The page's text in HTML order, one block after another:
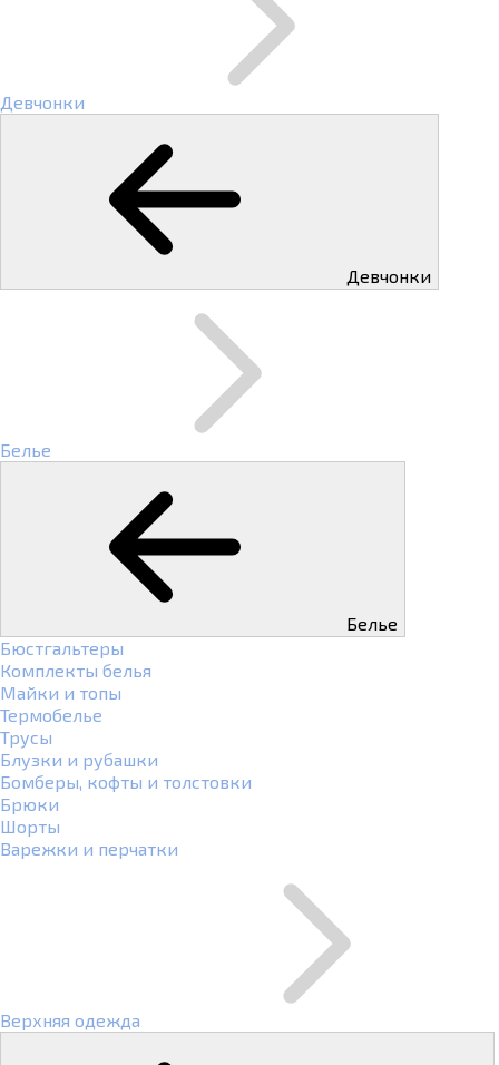
Девчонки
Девчонки
Белье
Белье
Бюстгальтеры
Комплекты белья
Майки и топы
Термобелье
Трусы
Блузки и рубашки
Бомберы, кофты и толстовки
Брюки
Шорты
Варежки и перчатки
Верхняя одежда